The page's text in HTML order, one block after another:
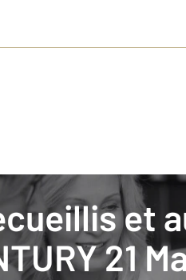
21
: nos clients
fixée comme priorité de